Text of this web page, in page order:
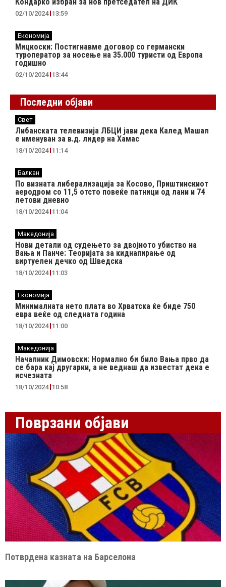
02/10/2024 13:59
Економија
Мицкоски: Постигнавме договор со германски
туроператор за носење на 35.000 туристи од Европа
годишно
02/10/2024 13:44
Последни објави
Свет
Либанската телевизија ЛБЦИ јави дека Калед Машал
е именуван за в.д. лидер на Хамас
18/10/2024 11:14
Балкан
По визната либерализација за Косово, Приштинскиот
аеродром со 11,5 отсто повеќе патници од лани и 74
летови дневно
18/10/2024 11:04
Македонија
Нови детали од судењето за двојното убиство на
Вања и Панче: Теоријата за киднапирање од
виртуелен дечко од Шведска
18/10/2024 11:03
Економија
Минималната нето плата во Хрватска ќе биде 750
евра веќе од следната година
18/10/2024 11:00
Македонија
Началник Димовски: Нормално би било Вања прво да
се бара кај другарки, а не веднаш да известат дека е
исчезната
18/10/2024 10:58
Поврзани објави
Потврдена казната на Барселона